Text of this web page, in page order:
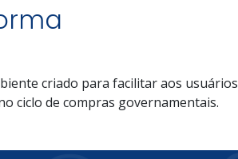
criado para facilitar aos
ciclo de compras governamentais.